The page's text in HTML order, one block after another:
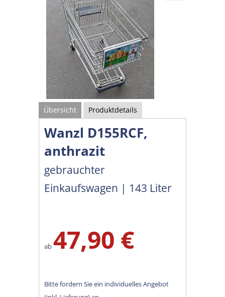
Übersicht Produktdetails
Wanzl D155RCF,
anthrazit
gebrauchter
Einkaufswagen | 143 Liter
ab47,90 €
Bitte fordern Sie ein individuelles Angebot